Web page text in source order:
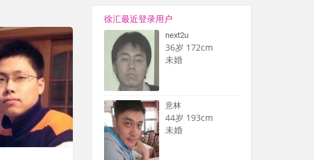
徐汇最近登录用户
next2u
36岁 172cm
未婚
意林
44岁 193cm
未婚